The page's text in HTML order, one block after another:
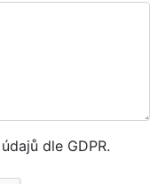
dle GDPR.